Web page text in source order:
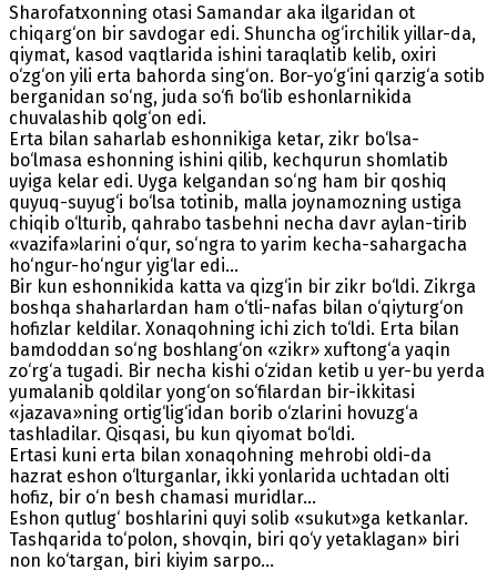
Sharofatxonning otasi Samandar aka ilgaridan ot
chiqarg‘on bir savdogar edi. Shuncha og‘irchilik yillar-da,
qiymat, kasod vaqtlarida ishini taraqlatib kelib, oxiri
o‘zg‘on yili erta bahorda sing‘on. Bor-yo‘g‘ini qarzig‘a sotib
berganidan so‘ng, juda so‘fi bo‘lib eshonlarnikida
chuvalashib qolg‘on edi.
Erta bilan saharlab eshonnikiga ketar, zikr bo‘lsa-
bo‘lmasa eshonning ishini qilib, kechqurun shomlatib
uyiga kelar edi. Uyga kelgandan so‘ng ham bir qoshiq
quyuq-suyug‘i bo‘lsa totinib, malla joynamozning ustiga
chiqib o‘lturib, qahrabo tasbehni necha davr aylan-tirib
«vazifa»larini o‘qur, so‘ngra to yarim kecha-sahargacha
ho‘ngur-ho‘ngur yig‘lar edi...
Bir kun eshonnikida katta va qizg‘in bir zikr bo‘ldi. Zikrga
boshqa shaharlardan ham o‘tli-nafas bilan o‘qiyturg‘on
hofizlar keldilar. Xonaqohning ichi zich to‘ldi. Erta bilan
bamdoddan so‘ng boshlang‘on «zikr» xuftong‘a yaqin
zo‘rg‘a tugadi. Bir necha kishi o‘zidan ketib u yer-bu yerda
yumalanib qoldilar yong‘on so‘filardan bir-ikkitasi
«jazava»ning ortig‘lig‘idan borib o‘zlarini hovuzg‘a
tashladilar. Qisqasi, bu kun qiyomat bo‘ldi.
Ertasi kuni erta bilan xonaqohning mehrobi oldi-da
hazrat eshon o‘lturganlar, ikki yonlarida uchtadan olti
hofiz, bir o‘n besh chamasi muridlar...
Eshon qutlug‘ boshlarini quyi solib «sukut»ga ketkanlar.
Tashqarida to‘polon, shovqin, biri qo‘y yetaklagan» biri
non ko‘targan, biri kiyim sarpo...